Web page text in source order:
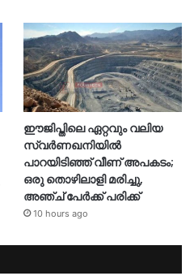
ഈജിപ്തിലെ ഏറ്റവും വലിയ
സ്വർണഖനിയിൽ
പാറയിടിഞ്ഞ് വീണ് അപകടം;
ഒരു തൊഴിലാളി മരിച്ചു,
അഞ്ച് പേർക്ക് പരിക്ക്
10 hours ago